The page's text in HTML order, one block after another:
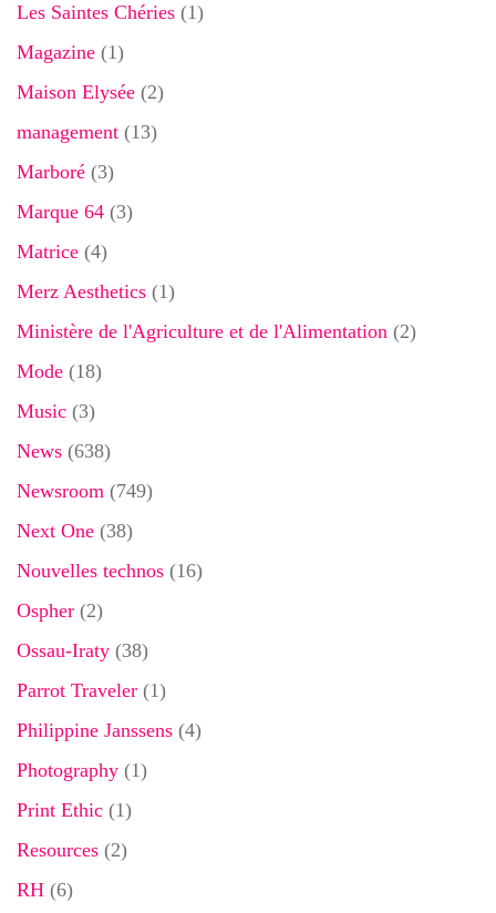
Les Saintes Chéries (1)
Magazine (1)
Maison Elysée (2)
management (13)
Marboré (3)
Marque 64 (3)
Matrice (4)
Merz Aesthetics (1)
Ministère de l'Agriculture et de l'Alimentation (2)
Mode (18)
Music (3)
News (638)
Newsroom (749)
Next One (38)
Nouvelles technos (16)
Ospher (2)
Ossau-Iraty (38)
Parrot Traveler (1)
Philippine Janssens (4)
Photography (1)
Print Ethic (1)
Resources (2)
RH (6)